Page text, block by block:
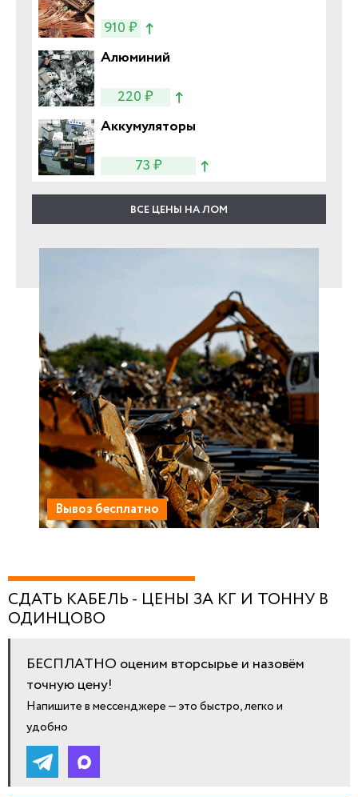
Вывоз бесплатно
910 ₽
Алюминий
220 ₽
Аккумуляторы
73 ₽
ВСЕ ЦЕНЫ НА ЛОМ
СДАТЬ КАБЕЛЬ - ЦЕНЫ ЗА КГ И ТОННУ В
ОДИНЦОВО
БЕСПЛАТНО оценим вторсырье и назовём
точную цену!
Напишите в мессенджере — это быстро, легко и
удобно